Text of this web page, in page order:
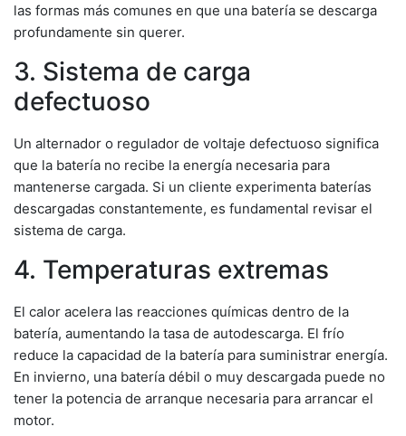
las formas más comunes en que una batería se descarga
profundamente sin querer.
3. Sistema de carga
defectuoso
Un alternador o regulador de voltaje defectuoso significa
que la batería no recibe la energía necesaria para
mantenerse cargada. Si un cliente experimenta baterías
descargadas constantemente, es fundamental revisar el
sistema de carga.
4. Temperaturas extremas
El calor acelera las reacciones químicas dentro de la
batería, aumentando la tasa de autodescarga. El frío
reduce la capacidad de la batería para suministrar energía.
En invierno, una batería débil o muy descargada puede no
tener la potencia de arranque necesaria para arrancar el
motor.